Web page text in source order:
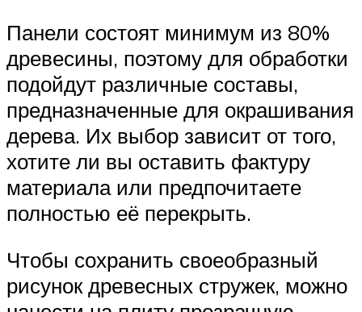
Панели состоят минимум из 80%
древесины, поэтому для обработки
подойдут различные составы,
предназначенные для окрашивания
дерева. Их выбор зависит от того,
хотите ли вы оставить фактуру
материала или предпочитаете
полностью её перекрыть.
Чтобы сохранить своеобразный
рисунок древесных стружек, можно